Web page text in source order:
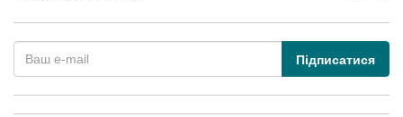
Підписатися